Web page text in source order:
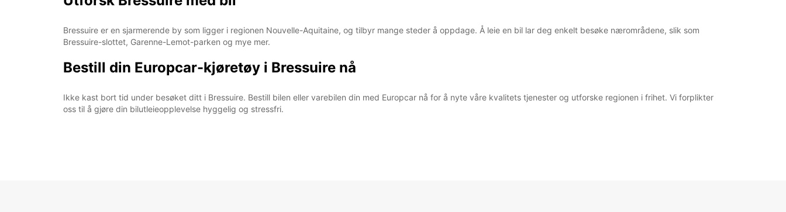
Bressuire er en sjarmerende by som ligger i regionen Nouvelle-Aquitaine, og tilbyr mange steder å oppdage. Å leie en bil lar deg enkelt besøke nærområdene, slik som
Bressuire-slottet, Garenne-Lemot-parken og mye mer.
Bestill din Europcar-kjøretøy i Bressuire nå
Ikke kast bort tid under besøket ditt i Bressuire. Bestill bilen eller varebilen din med Europcar nå for å nyte våre kvalitets tjenester og utforske regionen i frihet. Vi forplikter
oss til å gjøre din bilutleieopplevelse hyggelig og stressfri.